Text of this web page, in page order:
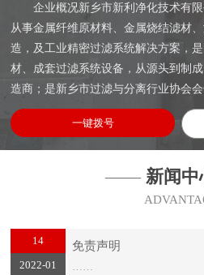
企业概况新乡市新利净化技术有
从事金属纤维原材料、金属烧结滤材
造，及工业精密过滤系统解决方案，
材、成套过滤系统设备，从源头到制
造商；是新乡市过滤与分离行业协会会
一键拨号
—— 新闻中
14
2022-01
免责声明